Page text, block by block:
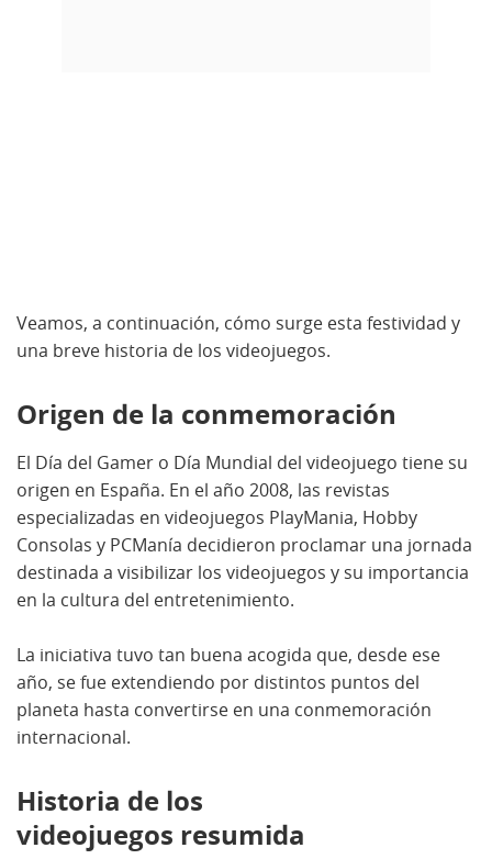
Veamos, a continuación, cómo surge esta festividad y
una breve historia de los videojuegos.
Origen de la conmemoración
El Día del Gamer o Día Mundial del videojuego tiene su
origen en España. En el año 2008, las revistas
especializadas en videojuegos PlayMania, Hobby
Consolas y PCManía decidieron proclamar una jornada
destinada a visibilizar los videojuegos y su importancia
en la cultura del entretenimiento.
La iniciativa tuvo tan buena acogida que, desde ese
año, se fue extendiendo por distintos puntos del
planeta hasta convertirse en una conmemoración
internacional.
Historia de los
videojuegos resumida